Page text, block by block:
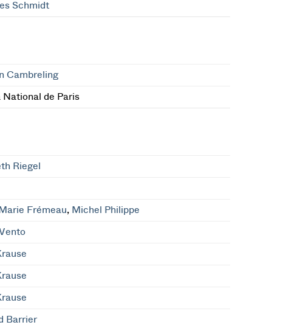
Schmidt
Cambreling
National de Paris
Riegel
Frémeau, Michel Philippe
Barrier